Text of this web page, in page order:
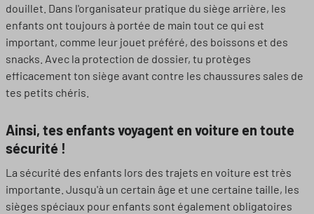
douillet. Dans l'organisateur pratique du siège arrière, les
enfants ont toujours à portée de main tout ce qui est
important, comme leur jouet préféré, des boissons et des
snacks. Avec la protection de dossier, tu protèges
efficacement ton siège avant contre les chaussures sales de
tes petits chéris.
Ainsi, tes enfants voyagent en voiture en toute
sécurité !
La sécurité des enfants lors des trajets en voiture est très
importante. Jusqu'à un certain âge et une certaine taille, les
sièges spéciaux pour enfants sont également obligatoires